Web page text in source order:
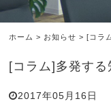
ホーム > お知らせ >[コラ
[コラム]多発す
2017年05月16日